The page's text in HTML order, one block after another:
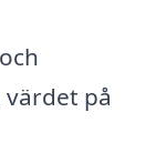
på